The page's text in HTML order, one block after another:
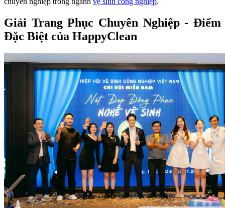
Giải Trang Phục Chuyên Nghiệp - Điểm
Đặc Biệt của HappyClean